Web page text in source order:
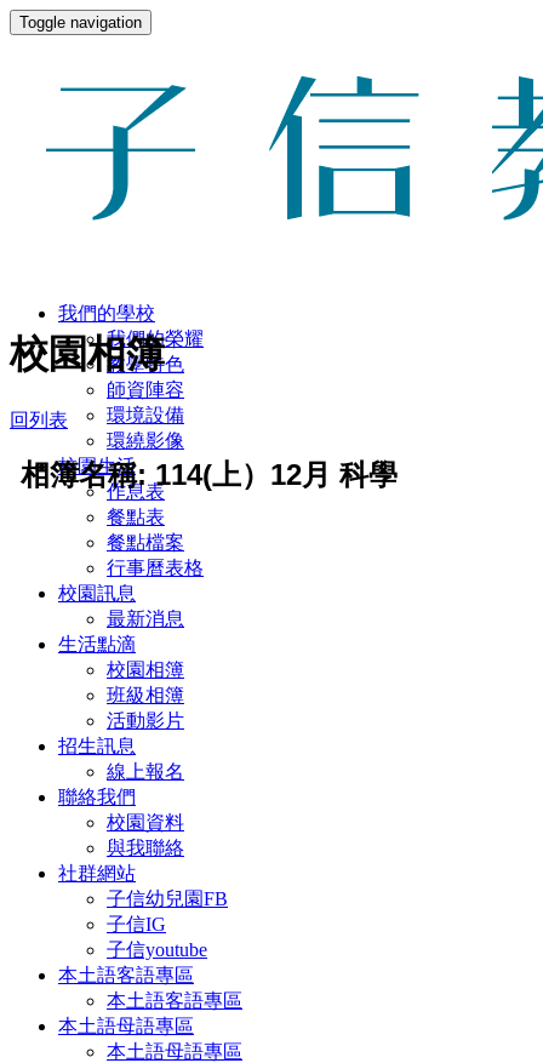
Toggle navigation
我們的學校
我們的榮耀
教學特色
師資陣容
環境設備
環繞影像
校園生活
作息表
餐點表
餐點檔案
行事曆表格
校園訊息
最新消息
生活點滴
校園相簿
班級相簿
活動影片
招生訊息
線上報名
聯絡我們
校園資料
與我聯絡
社群網站
子信幼兒園FB
子信IG
子信youtube
本土語客語專區
本土語客語專區
本土語母語專區
本土語母語專區
校園相簿
回列表
相簿名稱: 114(上）12月 科學